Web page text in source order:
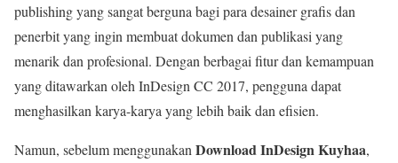
publishing yang sangat berguna bagi para desainer grafis dan
penerbit yang ingin membuat dokumen dan publikasi yang
menarik dan profesional. Dengan berbagai fitur dan kemampuan
yang ditawarkan oleh InDesign CC 2017, pengguna dapat
menghasilkan karya-karya yang lebih baik dan efisien.
Namun, sebelum menggunakan Download InDesign Kuyhaa,